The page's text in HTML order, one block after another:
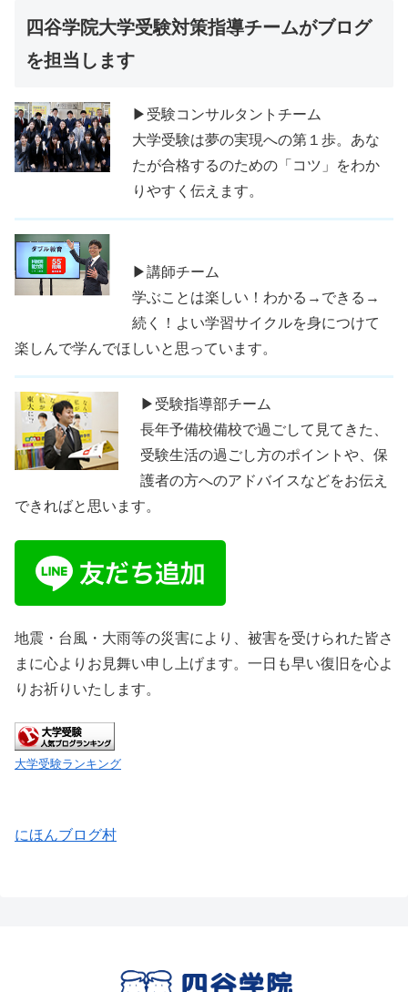
四谷学院大学受験対策指導チームがブログ
を担当します
▶受験コンサルタントチーム
大学受験は夢の実現への第１歩。あな
たが合格するのための「コツ」をわか
りやすく伝えます。
▶講師チーム
学ぶことは楽しい！わかる→できる→
続く！よい学習サイクルを身につけて
楽しんで学んでほしいと思っています。
▶受験指導部チーム
長年予備校備校で過ごして見てきた、
受験生活の過ごし方のポイントや、保
護者の方へのアドバイスなどをお伝え
できればと思います。
地震・台風・大雨等の災害により、被害を受けられた皆さ
まに心よりお見舞い申し上げます。一日も早い復旧を心よ
りお祈りいたします。
大学受験ランキング
にほんブログ村